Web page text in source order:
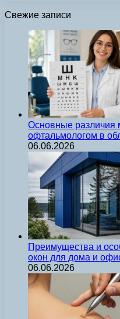
Свежие записи
Основные различия
офтальмологом в
06.06.2026
Преимущества и
окон для дома и
06.06.2026